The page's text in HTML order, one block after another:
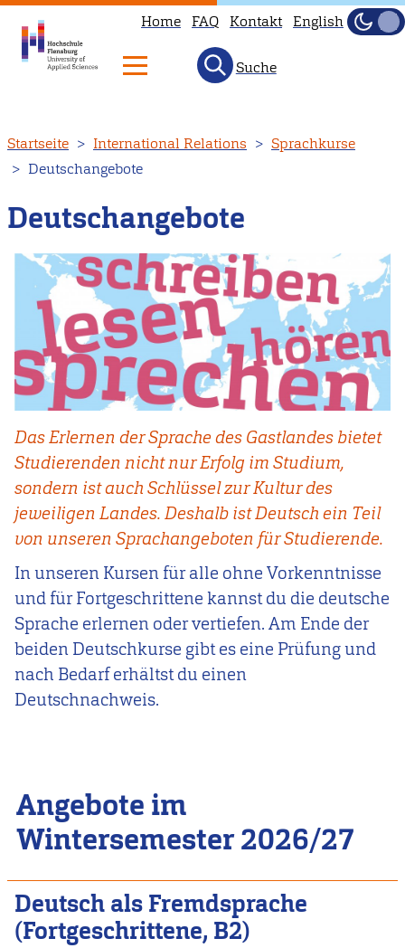
zum
Inhalt
Home FAQ Kontakt English
Hell
Suche
Startseite International Relations
Sprachkurse
Deutschangebote
Deutschangebote
Das Erlernen der Sprache des Gastlandes bietet
Studierenden nicht nur Erfolg im Studium,
sondern ist auch Schlüssel zur Kultur des
jeweiligen Landes. Deshalb ist Deutsch ein Teil
von unseren Sprachangeboten für Studierende.
In unseren Kursen für alle ohne Vorkenntnisse
und für Fortgeschrittene kannst du die deutsche
Sprache erlernen oder vertiefen. Am Ende der
beiden Deutschkurse gibt es eine Prüfung und
nach Bedarf erhältst du einen
Deutschnachweis.
Angebote im
Wintersemester 2026/27
Deutsch als Fremdsprache
(Fortgeschrittene, B2)